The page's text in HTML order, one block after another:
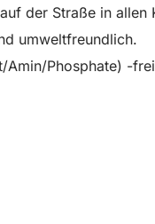
der Straße in allen
umweltfreundlich.
Phosphate) -